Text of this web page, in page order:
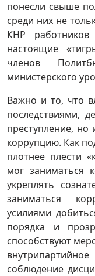
понесли свыше
среди них не
КНР
настоящие
членов
министерского
Важно и то, что
последствиями,
преступление,
коррупцию. Как
плотнее плести
мог заниматься
укреплять
заниматься
усилиями
порядка и
способствуют
соблюдение